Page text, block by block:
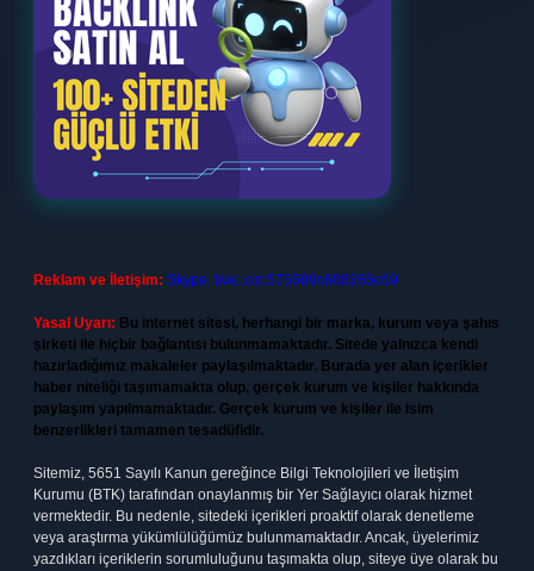
Reklam ve İletişim: Skype: live:.cid.575569c608265c69
Yasal Uyarı: Bu internet sitesi, herhangi bir marka, kurum veya şahıs
şirketi ile hiçbir bağlantısı bulunmamaktadır. Sitede yalnızca kendi
hazırladığımız makaleler paylaşılmaktadır. Burada yer alan içerikler
haber niteliği taşımamakta olup, gerçek kurum ve kişiler hakkında
paylaşım yapılmamaktadır. Gerçek kurum ve kişiler ile isim
benzerlikleri tamamen tesadüfidir.
Sitemiz, 5651 Sayılı Kanun gereğince Bilgi Teknolojileri ve İletişim
Kurumu (BTK) tarafından onaylanmış bir Yer Sağlayıcı olarak hizmet
vermektedir. Bu nedenle, sitedeki içerikleri proaktif olarak denetleme
veya araştırma yükümlülüğümüz bulunmamaktadır. Ancak, üyelerimiz
yazdıkları içeriklerin sorumluluğunu taşımakta olup, siteye üye olarak bu